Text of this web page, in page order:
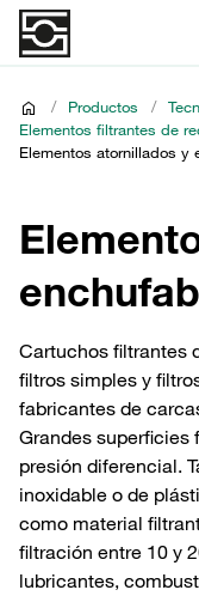
/ Productos /
Elementos filtrantes de
Elementos atornillados y
Cartuchos filtrantes
filtros simples y
fabricantes de
Grandes superficies
presión diferencial.
inoxidable o de
como material
filtración entre 10 y
lubricantes,